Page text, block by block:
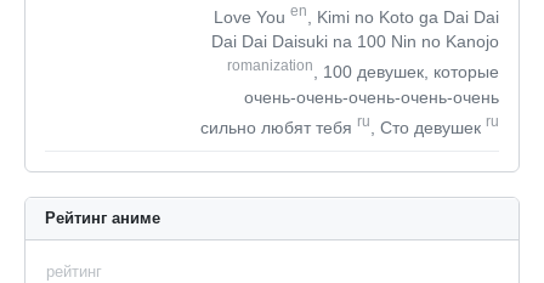
Love You en
, Kimi no Koto ga Dai Dai
Dai Dai Daisuki na 100 Nin no Kanojo
romanization
, 100 девушек, которые
очень-очень-очень-очень-очень
сильно любят тебя ru , Сто девушек ru
Рейтинг аниме
рейтинг